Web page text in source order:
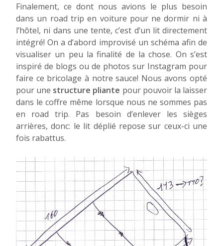
Finalement, ce dont nous avions le plus besoin
dans un road trip en voiture pour ne dormir ni à
l’hôtel, ni dans une tente, c’est d’un lit directement
intégré! On a d’abord improvisé un schéma afin de
visualiser un peu la finalité de la chose. On s’est
inspiré de blogs ou de photos sur Instagram pour
faire ce bricolage à notre sauce! Nous avons opté
pour une structure pliante pour pouvoir la laisser
dans le coffre même lorsque nous ne sommes pas
en road trip. Pas besoin d’enlever les sièges
arrières, donc: le lit déplié repose sur ceux-ci une
fois rabattus.